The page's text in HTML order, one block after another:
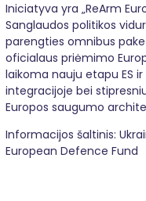
Iniciatyva yra „ReArm
Sanglaudos politikos
parengties omnibus
oficialaus priėmimo
laikoma nauju etapu ES
integracijoje bei
Europos saugumo
Informacijos šaltinis:
European Defence Fund